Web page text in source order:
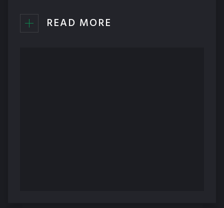
READ MORE